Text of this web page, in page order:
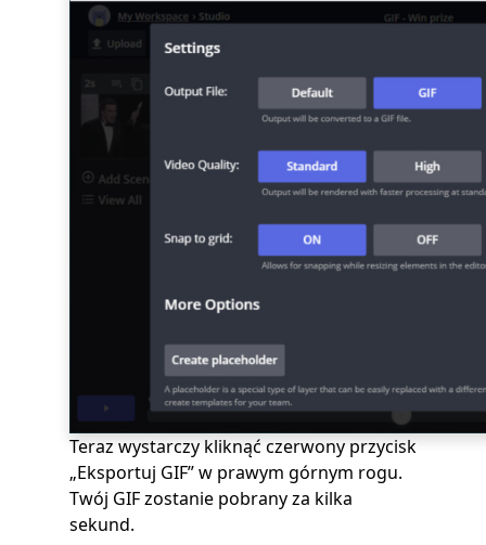
Teraz wystarczy kliknąć czerwony przycisk
„Eksportuj GIF” w prawym górnym rogu.
Twój GIF zostanie pobrany za kilka
sekund.